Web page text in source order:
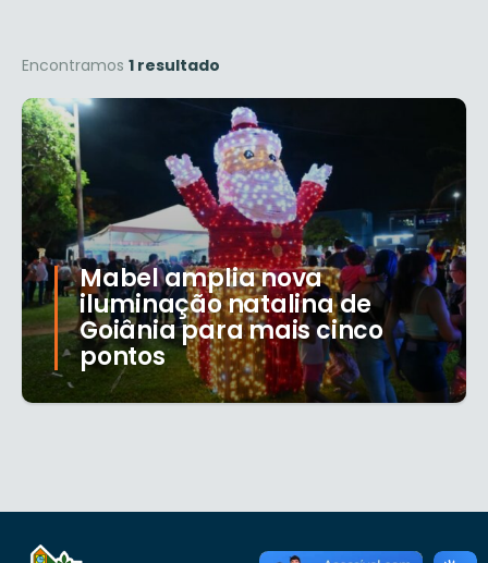
Encontramos 1 resultado
Mabel amplia nova
iluminação natalina de
Goiânia para mais cinco
pontos